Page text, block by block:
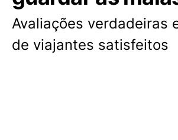
Avaliações verdadeiras
de viajantes satisfeitos